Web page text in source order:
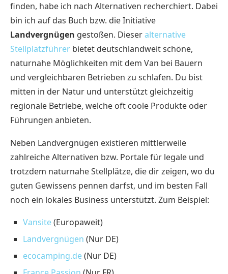
finden, habe ich nach Alternativen recherchiert. Dabei
bin ich auf das Buch bzw. die Initiative
Landvergnügen gestoßen. Dieseralternative
Stellplatzführer bietet deutschlandweit schöne,
naturnahe Möglichkeiten mit dem Van bei Bauern
und vergleichbaren Betrieben zu schlafen. Du bist
mitten in der Natur und unterstützt gleichzeitig
regionale Betriebe, welche oft coole Produkte oder
Führungen anbieten.
Neben Landvergnügen existieren mittlerweile
zahlreiche Alternativen bzw. Portale für legale und
trotzdem naturnahe Stellplätze, die dir zeigen, wo du
guten Gewissens pennen darfst, und im besten Fall
noch ein lokales Business unterstützt. Zum Beispiel:
Vansite(Europaweit)
Landvergnügen (Nur DE)
ecocamping.de(Nur DE)